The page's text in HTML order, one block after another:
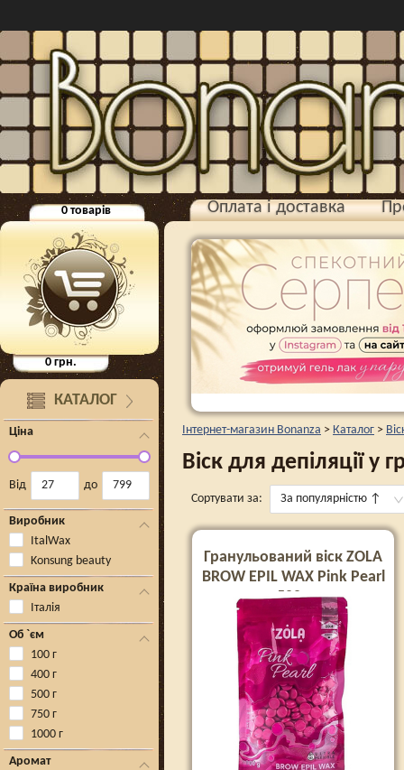
0 товарів
0грн.
КАТАЛОГ
Ціна
Від до
Виробник
ItalWax
Konsung beauty
Країна виробник
Італія
Об `єм
100 г
400 г
500 г
750 г
1000 г
Аромат
Оплата і доставка
Інтернет-магазин Bonanza > Каталог >
Віск для депіляції у
Сортувати за: За популярністю ↑
Гранульований віск ZOLA
BROW EPIL WAX Pink Pearl
500 г